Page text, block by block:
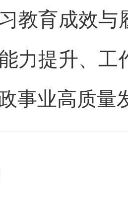
教育成效与
力提升、工
事业高质量